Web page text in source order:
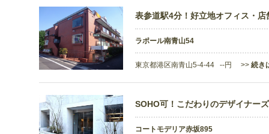
表参道駅4分！好立地オフィス・店
ラポール南青山54
東京都港区南青山5-4-44 --円 >> 続き
SOHO可！こだわりのデザイナーズ
コートモデリア赤坂895